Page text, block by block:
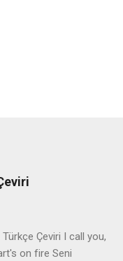
Çeviri I call you,
on fire Seni